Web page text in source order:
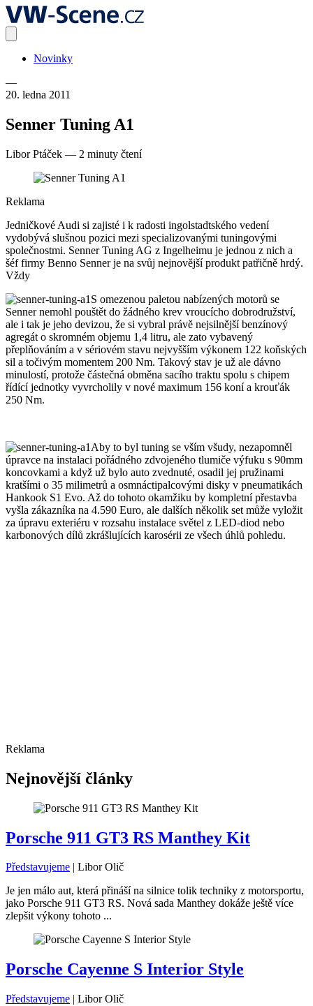
Novinky
—
20. ledna 2011
Senner Tuning A1
Libor Ptáček — 2 minuty čtení
Reklama
Jedničkové Audi si zajisté i k radosti ingolstadtského vedení
vydobývá slušnou pozici mezi specializovanými tuningovými
společnostmi. Senner Tuning AG z Ingelheimu je jednou z nich a
šéf firmy Benno Senner je na svůj nejnovější produkt patřičně hrdý.
Vždy
S omezenou paletou nabízených motorů se
Senner nemohl pouštět do žádného krev vroucícho dobrodružství,
ale i tak je jeho devizou, že si vybral právě nejsilnější benzínový
agregát o skromném objemu 1,4 litru, ale zato vybavený
přeplňováním a v sériovém stavu nejvyšším výkonem 122 koňských
sil a točivým momentem 200 Nm. Takový stav je už ale dávno
minulostí, protože částečná obměna sacího traktu spolu s chipem
řídící jednotky vyvrcholily v nové maximum 156 koní a krouťák
250 Nm.
Aby to byl tuning se vším všudy, nezapomněl
úpravce na instalaci pořádného zdvojeného tlumiče výfuku s 90mm
koncovkami a když už bylo auto zvednuté, osadil jej pružinami
kratšími o 35 milimetrů a osmnáctipalcovými disky v pneumatikách
Hankook S1 Evo. Až do tohoto okamžiku by kompletní přestavba
vyšla zákazníka na 4.590 Euro, ale dalších několik set může vyložit
za úpravu exteriéru v rozsahu instalace světel z LED-diod nebo
karbonových dílů zkrášlujících karosérii ze všech úhlů pohledu.
Reklama
Nejnovější články
Porsche 911 GT3 RS Manthey Kit
Představujeme | Libor Olič
Je jen málo aut, která přináší na silnice tolik techniky z motorsportu,
jako Porsche 911 GT3 RS. Nová sada Manthey dokáže ještě více
zlepšit výkony tohoto ...
Porsche Cayenne S Interior Style
Představujeme | Libor Olič